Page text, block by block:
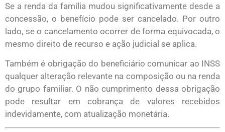
Se a renda da família mudou significativamente desde a
concessão, o benefício pode ser cancelado. Por outro
lado, se o cancelamento ocorrer de forma equivocada, o
mesmo direito de recurso e ação judicial se aplica.
Também é obrigação do beneficiário comunicar ao INSS
qualquer alteração relevante na composição ou na renda
do grupo familiar. O não cumprimento dessa obrigação
pode resultar em cobrança de valores recebidos
indevidamente, com atualização monetária.